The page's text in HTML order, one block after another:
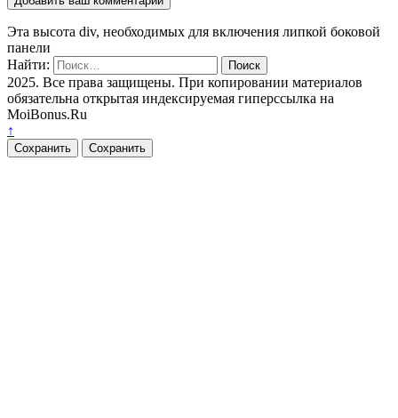
Эта высота div, необходимых для включения липкой боковой
панели
Найти:
2025. Все права защищены. При копировании материалов
обязательна открытая индексируемая гиперссылка на
MoiBonus.Ru
↑